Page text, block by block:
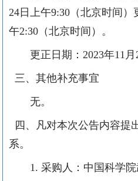
24日上午9:30（北京时间）
午2:30（北京时间）。
更正日期： 2023年11月
三、其他补充事宜
无。
四、凡对本次公告内容提
系。
1. 采购人：中国科学